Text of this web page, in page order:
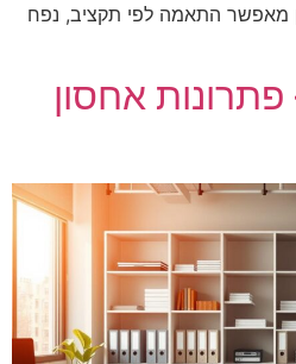
מאפשר התאמה לפי תקציב, נפח
אחסון